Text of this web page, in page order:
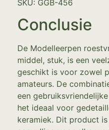
SKU: GGB-456
Conclusie
De Modelleerpen
middel, stuk, is een
geschikt is voor zowel
amateurs. De
een
het ideaal voor
keramiek. Dit product